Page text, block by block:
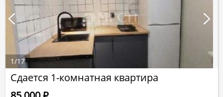
Сдается 1-комнатная квартира
1/17